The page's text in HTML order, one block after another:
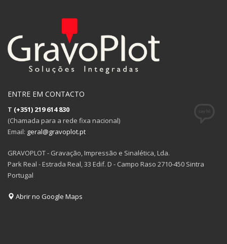
ENTRE EM CONTACTO
T (+351) 219 614 830
(Chamada para a rede fixa nacional)
Email: geral@gravoplot.pt
GRAVOPLOT - Gravação, Impressão e Sinalética, Lda.
Park Real - Estrada Real, 33 Edif. D - Campo Raso 2710-450 Sintra
Portugal
Abrir no Google Maps